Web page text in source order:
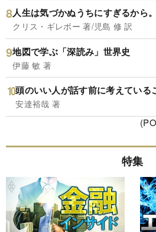
人生は気づかぬうちにすぎるから。
クリス・ギレボー 著/児島 修 訳
地図で学ぶ「深読み」世界史
伊藤 敏 著
頭のいい人が話す前に考えている
安達裕哉 著
特集